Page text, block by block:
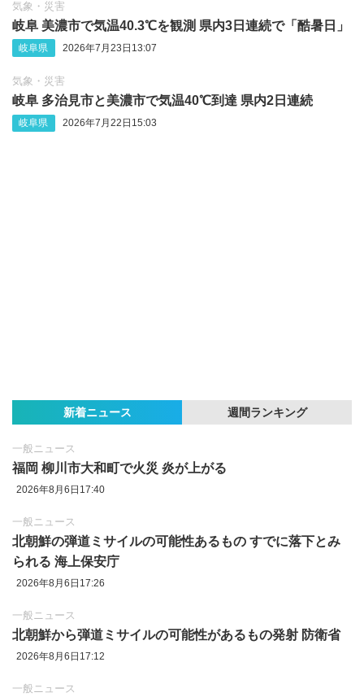
気象・災害
岐阜 美濃市で気温40.3℃を観測 県内3日連続で「酷暑日」
岐阜県 2026年7月23日13:07
気象・災害
岐阜 多治見市と美濃市で気温40℃到達 県内2日連続
岐阜県 2026年7月22日15:03
新着ニュース 週間ランキング
一般ニュース
福岡 柳川市大和町で火災 炎が上がる
2026年8月6日17:40
一般ニュース
北朝鮮の弾道ミサイルの可能性あるもの すでに落下とみ
られる 海上保安庁
2026年8月6日17:26
一般ニュース
北朝鮮から弾道ミサイルの可能性があるもの発射 防衛省
2026年8月6日17:12
一般ニュース